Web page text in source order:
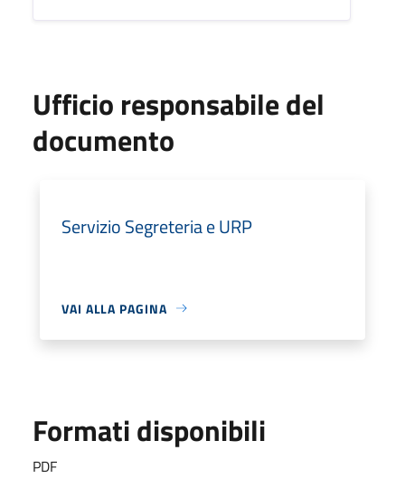
Ufficio responsabile del
documento
Servizio Segreteria e URP
VAI ALLA PAGINA
Formati disponibili
PDF